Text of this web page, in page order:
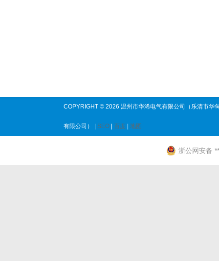
COPYRIGHT © 2026 温州市华浠电气有限公司（乐清市华
有限公司） | SEO 百度 地图
浙公网安备